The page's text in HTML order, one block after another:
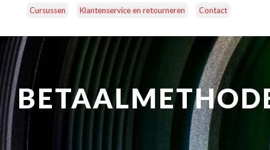
Cursussen Klantenservice en retourneren Contact
CAMERA’S OBJECTIEVEN ACCESSOIRES
NATUUROBSERVATIE MEDIA EN ENERGIE
STUDIOFOTOGRAFIE OCCASIONS